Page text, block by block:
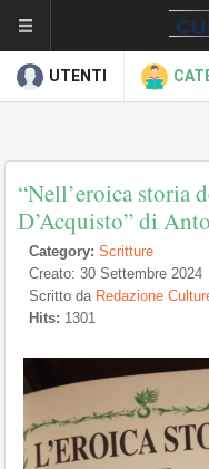
UTENTI
“Nell’eroica storia
D’Acquisto” di
Category: Scritture
Creato: 30 Settembre 2024
Scritto da Redazione
Hits: 1301